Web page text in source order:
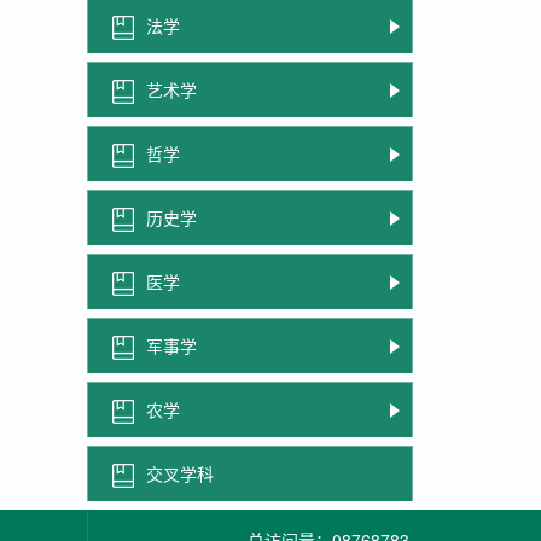
法学
艺术学
哲学
历史学
医学
军事学
农学
交叉学科